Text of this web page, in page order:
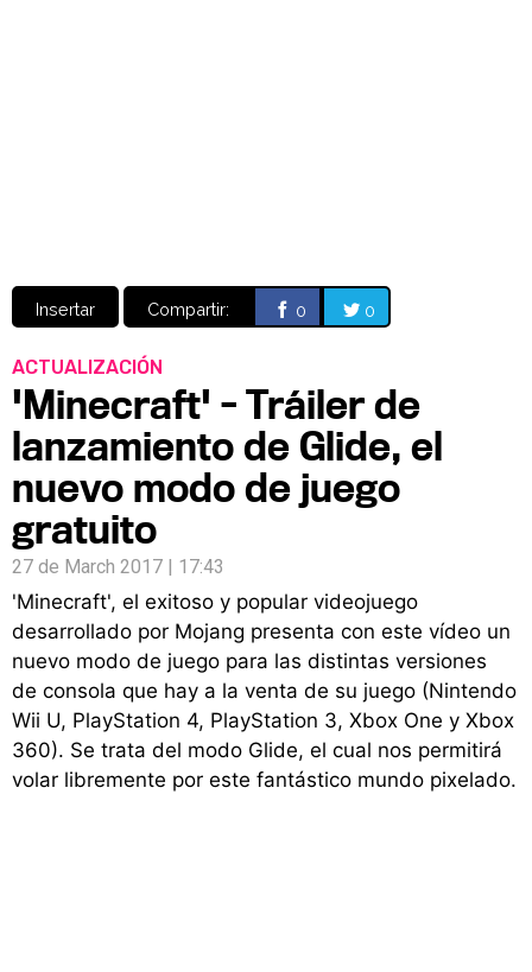
Insertar Compartir: 0 0
ACTUALIZACIÓN
'Minecraft' - Tráiler de
lanzamiento de Glide, el
nuevo modo de juego
gratuito
27 de March 2017 | 17:43
'Minecraft', el exitoso y popular videojuego
desarrollado por Mojang presenta con este vídeo un
nuevo modo de juego para las distintas versiones
de consola que hay a la venta de su juego (Nintendo
Wii U, PlayStation 4, PlayStation 3, Xbox One y Xbox
360). Se trata del modo Glide, el cual nos permitirá
volar libremente por este fantástico mundo pixelado.